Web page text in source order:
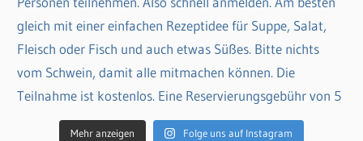
Mehr anzeigen Folge uns auf Instagram